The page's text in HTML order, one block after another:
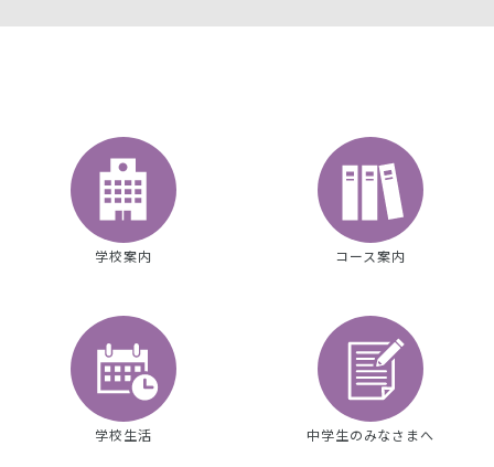
学校案内 コース案内
学校生活 中学生のみなさまへ